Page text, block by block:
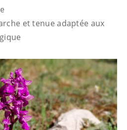
et tenue adaptée aux